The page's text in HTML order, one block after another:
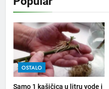
OSTALO
Samo 1 kašičica u litru vode i